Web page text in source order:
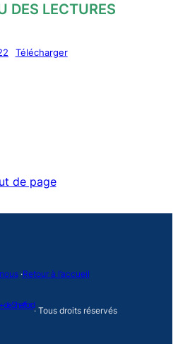
DES LECTURES
Télécharger
de page
·Retour à l’accueil
de Shefford
· Tous droits réservés